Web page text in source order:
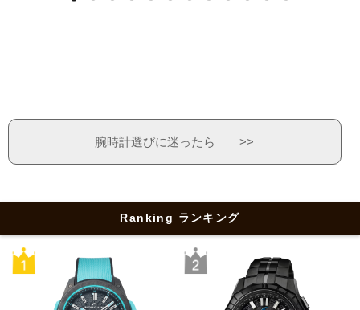
腕時計選びに迷ったら >>
Ranking ランキング